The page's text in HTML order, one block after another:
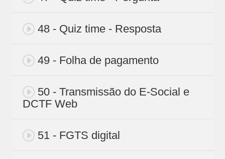
48 - Quiz time - Resposta
49 - Folha de pagamento
50 - Transmissão do E-Social e
DCTF Web
51 - FGTS digital